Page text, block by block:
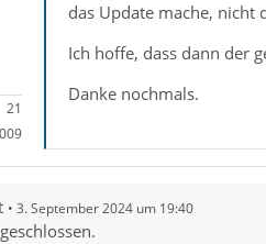
21
das Update mache, nicht
Ich hoffe, dass dann der
Danke nochmals.
3. September 2024 um 19:40